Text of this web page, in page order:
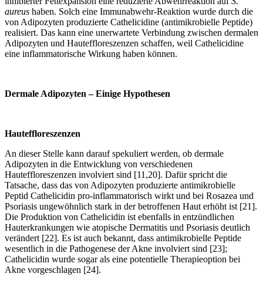
aureus haben. Solch eine Immunabwehr-Reaktion wurde durch die
von Adipozyten produzierte Cathelicidine (antimikrobielle Peptide)
realisiert. Das kann eine unerwartete Verbindung zwischen dermalen
Adipozyten und Hauteffloreszenzen schaffen, weil Cathelicidine
eine inflammatorische Wirkung haben können.
Dermale Adipozyten – Einige Hypothesen
Hauteffloreszenzen
An dieser Stelle kann darauf spekuliert werden, ob dermale
Adipozyten in die Entwicklung von verschiedenen
Hauteffloreszenzen involviert sind [11,20]. Dafür spricht die
Tatsache, dass das von Adipozyten produzierte antimikrobielle
Peptid Cathelicidin pro-inflammatorisch wirkt und bei Rosazea und
Psoriasis ungewöhnlich stark in der betroffenen Haut erhöht ist [21].
Die Produktion von Cathelicidin ist ebenfalls in entzündlichen
Hauterkrankungen wie atopische Dermatitis und Psoriasis deutlich
verändert [22]. Es ist auch bekannt, dass antimikrobielle Peptide
wesentlich in die Pathogenese der Akne involviert sind [23];
Cathelicidin wurde sogar als eine potentielle Therapieoption bei
Akne vorgeschlagen [24].